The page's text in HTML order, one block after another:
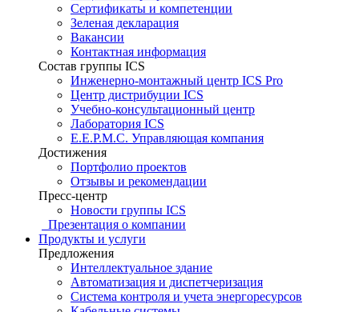
Сертификаты и компетенции
Зеленая декларация
Вакансии
Контактная информация
Состав группы ICS
Инженерно-монтажный центр ICS Pro
Центр дистрибуции ICS
Учебно-консультационный центр
Лаборатория ICS
E.E.P.M.C. Управляющая компания
Достижения
Портфолио проектов
Отзывы и рекомендации
Пресс-центр
Новости группы ICS
Презентация о компании
Продукты и услуги
Предложения
Интеллектуальное здание
Автоматизация и диспетчеризация
Система контроля и учета энергоресурсов